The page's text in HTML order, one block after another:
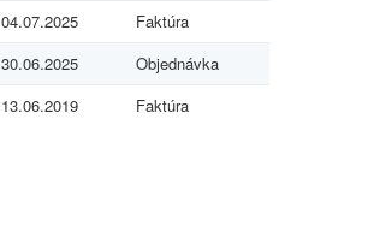
04.07.2025
Faktúra
30.06.2025
Objednávka
13.06.2019 Faktúra